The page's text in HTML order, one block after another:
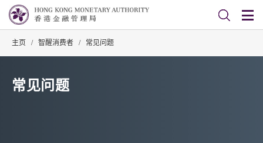
主页 / 智醒消费者 / 常见问题
常见问题